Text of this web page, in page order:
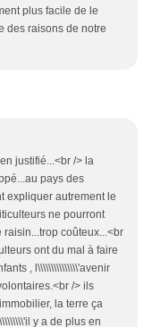
plus facile de le
des raisons de notre
justifié...<br /> la
pays des
expliquer autrement le
ne pourront
coûteux...<br
ont du mal à faire
, l\\\\\\\\\\\\\\\'avenir
/> ils
la terre ça
y a de plus en